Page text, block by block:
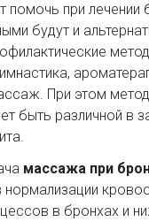
при лечении
будут и
При этом
быть различной в
массажа при
нормализации
в бронхах и